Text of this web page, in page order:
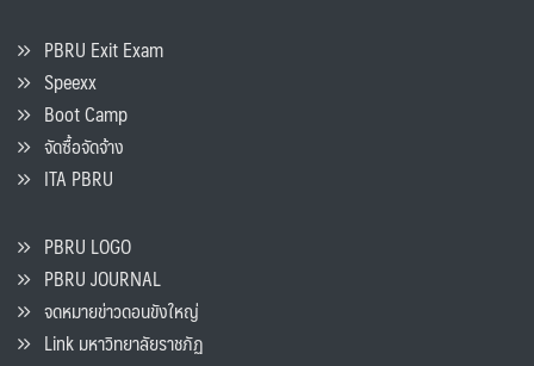
PBRU Exit Exam
Speexx
Boot Camp
จัดซื้อจัดจ้าง
ITA PBRU
PBRU LOGO
PBRU JOURNAL
จดหมายข่าวดอนขังใหญ่
Link มหาวิทยาลัยราชภัฏ